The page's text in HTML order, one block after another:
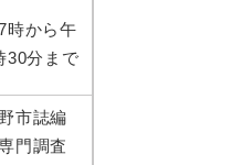
時から午
30分まで
市誌編
門調査